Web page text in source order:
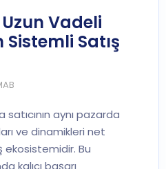
Vadeli
Satış
aynı pazarda
ve dinamikleri net
ekosistemidir. Bu
kalıcı başarı